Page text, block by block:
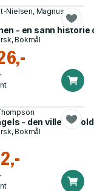
mord
Nielsen, Magnus
- en sann historie
Bokmål
metodikk
- den ville og
Bokmål